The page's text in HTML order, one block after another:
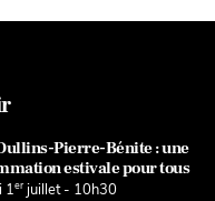
Pierre-Bénite : une
estivale pour tous
1er juillet - 10h30